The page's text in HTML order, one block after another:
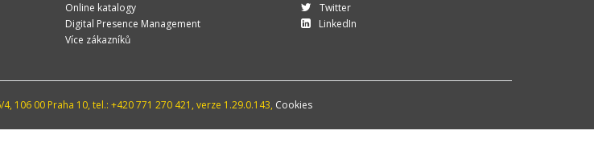
Online katalogy
Digital Presence Management
Více zákazníků
Twitter
LinkedIn
106 00 Praha 10, tel.: +420 771 270 421, verze 1.29.0.143, Cookies